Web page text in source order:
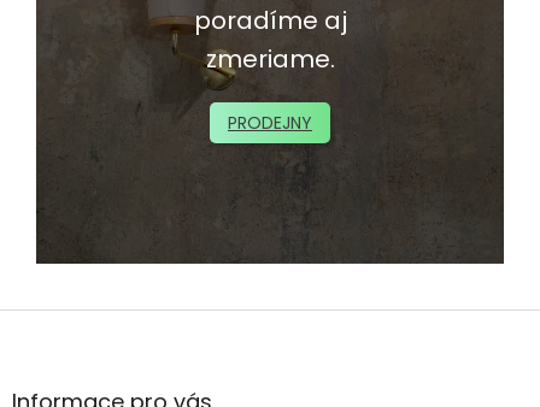
poradíme aj
zmeriame.
PRODEJNY
Z